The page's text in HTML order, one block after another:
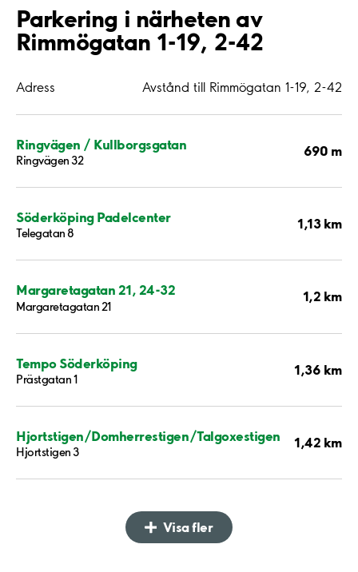
Parkering i närheten av
Rimmögatan 1-19, 2-42
Adress Avstånd till Rimmögatan 1-19, 2-42
Ringvägen / Kullborgsgatan
Ringvägen 32
690 m
Söderköping Padelcenter
Telegatan 8
1,13 km
Margaretagatan 21, 24-32
Margaretagatan 21
1,2 km
Tempo Söderköping
Prästgatan 1
1,36 km
Hjortstigen/Domherrestigen/Talgoxestigen
Hjortstigen 3
1,42 km
Visa fler